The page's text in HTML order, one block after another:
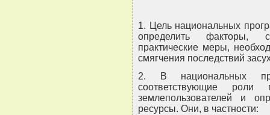
1. Цель национальных
определить факторы,
практические меры,
смягчения последствий
2. В национальных
соответствующие
землепользователей и
ресурсы. Они, в частности: